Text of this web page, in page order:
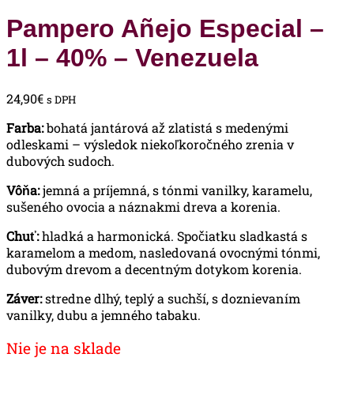
Pampero Añejo Especial –
1l – 40% – Venezuela
24,90€ s DPH
Farba:bohatá jantárová až zlatistá s medenými
odleskami – výsledok niekoľkoročného zrenia v
dubových sudoch.
Vôňa:jemná a príjemná, s tónmi vanilky, karamelu,
sušeného ovocia a náznakmi dreva a korenia.
Chuť:hladká a harmonická. Spočiatku sladkastá s
karamelom a medom, nasledovaná ovocnými tónmi,
dubovým drevom a decentným dotykom korenia.
Záver:stredne dlhý, teplý a suchší, s doznievaním
vanilky, dubu a jemného tabaku.
Nie je na sklade